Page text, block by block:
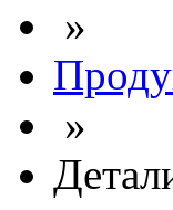
»
»